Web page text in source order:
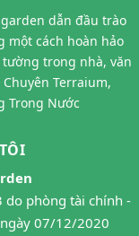
dẫn đầu trào
một cách hoàn hảo
trong nhà, văn
Terraium,
Trong Nước
do phòng tài chính -
07/12/2020